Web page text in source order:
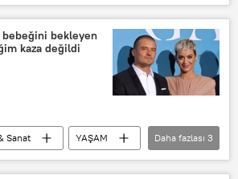
Koronavirüs
bekleyen
kaza değildi
Sanat
YAŞAM
Bloom
Daha fazlası 3